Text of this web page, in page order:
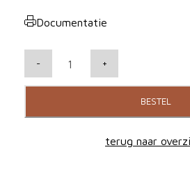
Documentatie
-
o
w
+
BESTEL
terug naar